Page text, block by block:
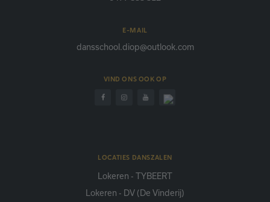
E-MAIL
dansschool.diop@outlook.com
VIND ONS OOK OP
LOCATIES DANSZALEN
Lokeren - TYBEERT
Lokeren - DV (De Vinderij)